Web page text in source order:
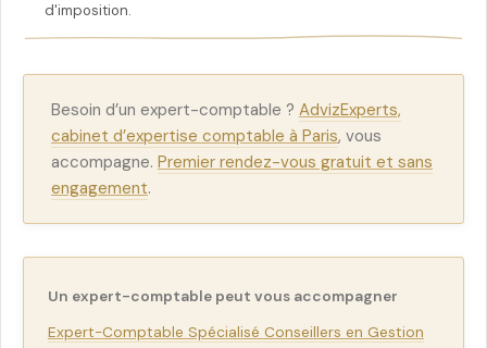
d'imposition.
Besoin d’un expert-comptable ? AdvizExperts,
cabinet d’expertise comptable à Paris, vous
accompagne. Premier rendez-vous gratuit et sans
engagement.
Un expert-comptable peut vous accompagner
Expert-Comptable Spécialisé Conseillers en Gestion